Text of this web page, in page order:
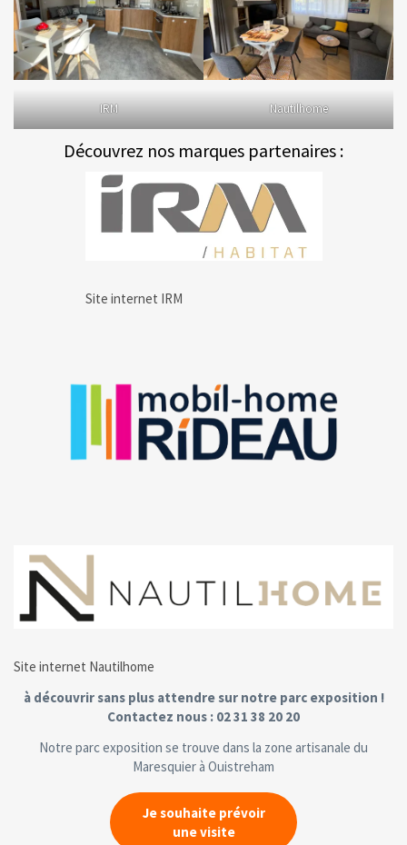
IRM Nautilhome
Découvrez nos marques partenaires :
Site internet IRM
Site internet Nautilhome
à découvrir sans plus attendre sur notre parc exposition !
Contactez nous : 02 31 38 20 20
Notre parc exposition se trouve dans la zone artisanale du
Maresquier à Ouistreham
Je souhaite prévoir
une visite